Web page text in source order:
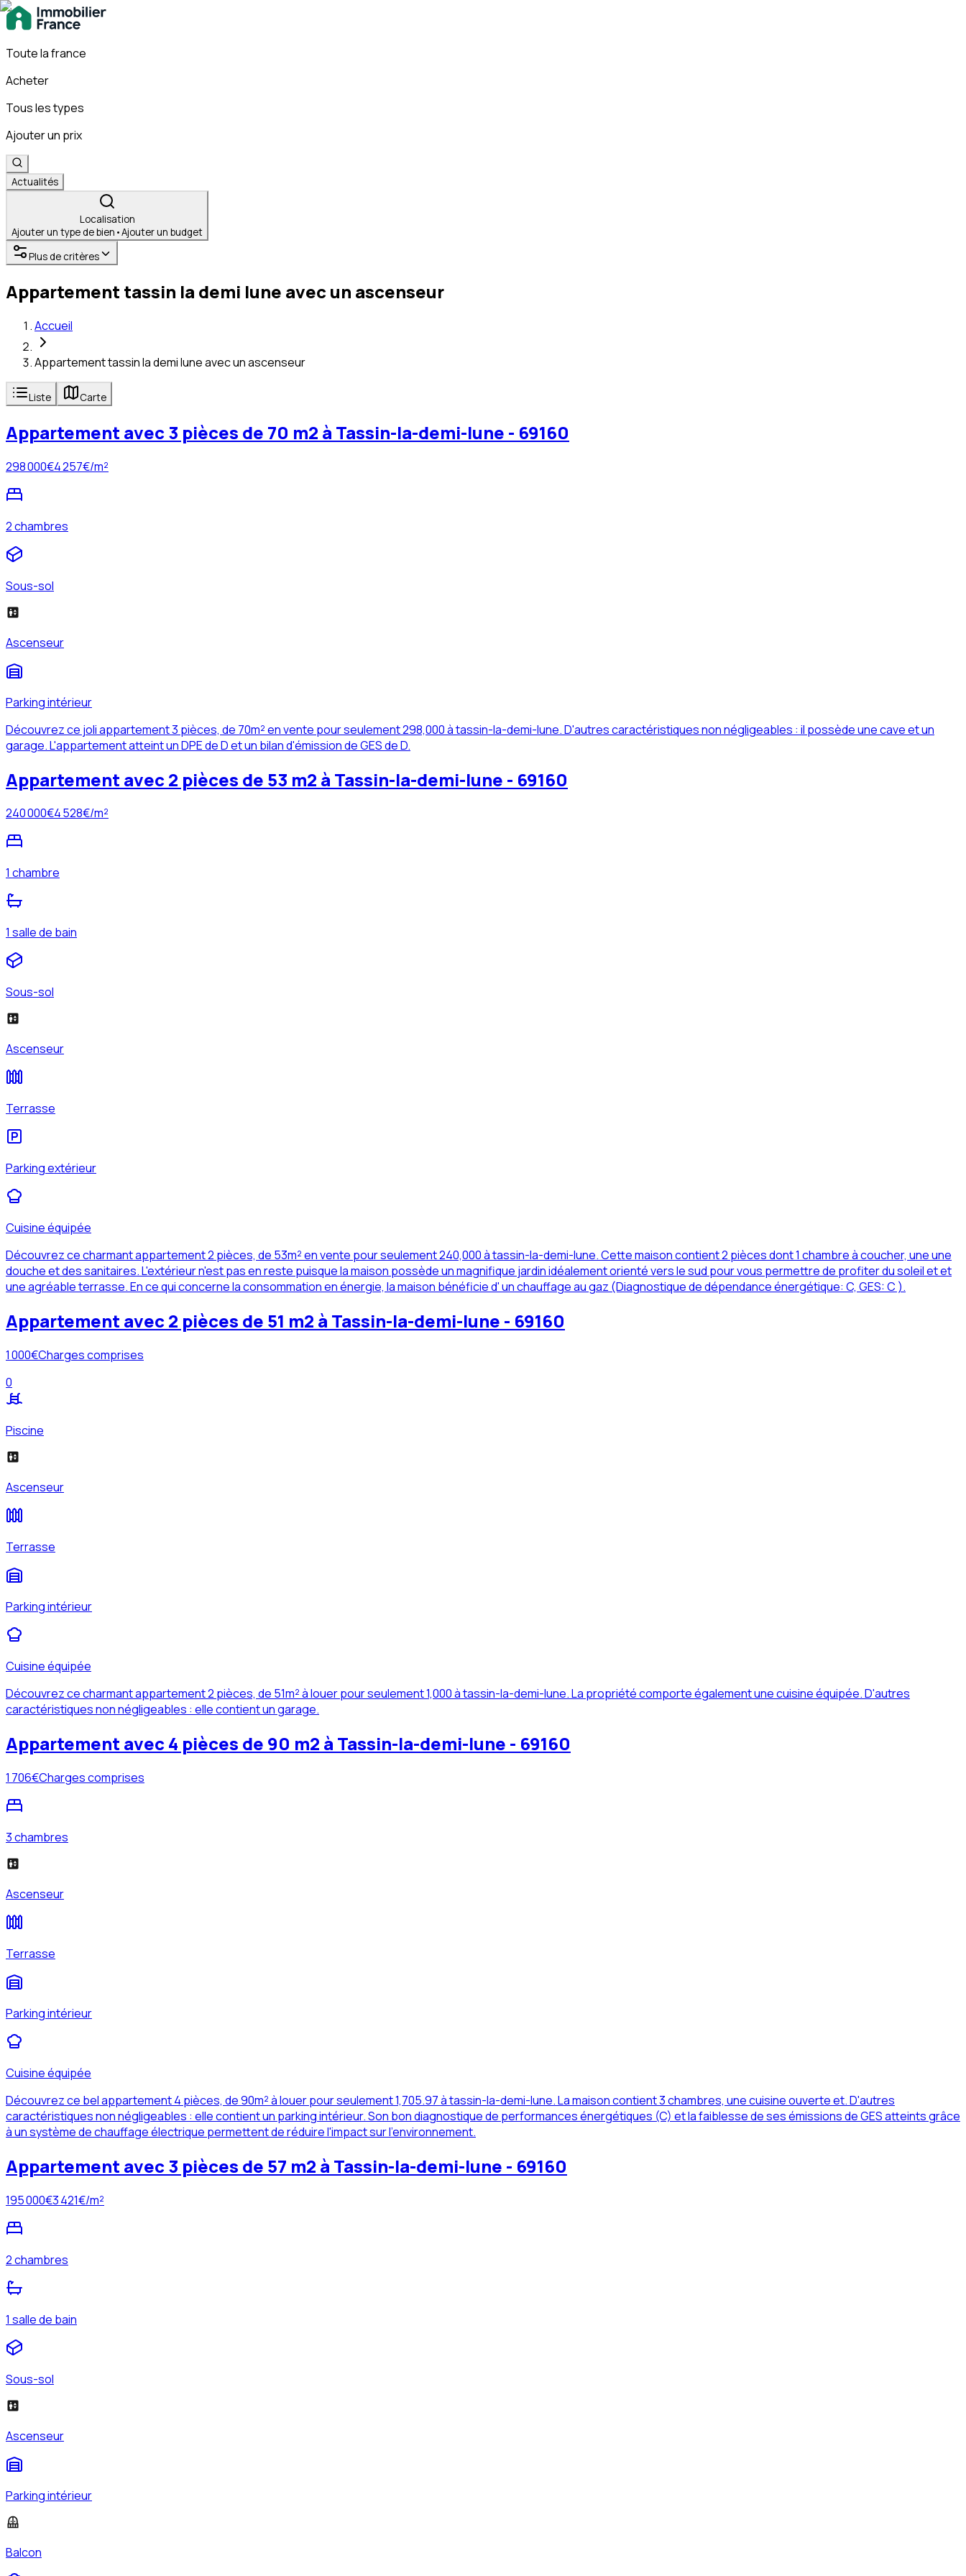
Toute la france
Acheter
Tous les types
Ajouter un prix
Actualités
Localisation
Ajouter un type de bien •Ajouter un budget
Plus de critères
Appartement tassin la demi lune avec un ascenseur
Accueil
Appartement tassin la demi lune avec un ascenseur
Liste Carte
Appartement avec 3 pièces de 70 m2 à Tassin-la-demi-lune - 69160
298 000€4 257€/m²
2 chambres
Sous-sol
Ascenseur
Parking intérieur
Découvrez ce joli appartement 3 pièces, de 70m² en vente pour seulement 298,000 à tassin-la-demi-lune. D'autres caractéristiques non négligeables : il possède une cave et un
garage. L'appartement atteint un DPE de D et un bilan d'émission de GES de D.
Appartement avec 2 pièces de 53 m2 à Tassin-la-demi-lune - 69160
240 000€4 528€/m²
1 chambre
1 salle de bain
Sous-sol
Ascenseur
Terrasse
Parking extérieur
Cuisine équipée
Découvrez ce charmant appartement 2 pièces, de 53m² en vente pour seulement 240,000 à tassin-la-demi-lune. Cette maison contient 2 pièces dont 1 chambre à coucher, une une
douche et des sanitaires. L'extérieur n'est pas en reste puisque la maison possède un magnifique jardin idéalement orienté vers le sud pour vous permettre de profiter du soleil et et
une agréable terrasse. En ce qui concerne la consommation en énergie, la maison bénéficie d' un chauffage au gaz (Diagnostique de dépendance énergétique: C, GES: C ).
Appartement avec 2 pièces de 51 m2 à Tassin-la-demi-lune - 69160
1 000€Charges comprises
0
Piscine
Ascenseur
Terrasse
Parking intérieur
Cuisine équipée
Découvrez ce charmant appartement 2 pièces, de 51m² à louer pour seulement 1,000 à tassin-la-demi-lune. La propriété comporte également une cuisine équipée. D'autres
caractéristiques non négligeables : elle contient un garage.
Appartement avec 4 pièces de 90 m2 à Tassin-la-demi-lune - 69160
1 706€Charges comprises
3 chambres
Ascenseur
Terrasse
Parking intérieur
Cuisine équipée
Découvrez ce bel appartement 4 pièces, de 90m² à louer pour seulement 1,705.97 à tassin-la-demi-lune. La maison contient 3 chambres, une cuisine ouverte et. D'autres
caractéristiques non négligeables : elle contient un parking intérieur. Son bon diagnostique de performances énergétiques (C) et la faiblesse de ses émissions de GES atteints grâce
à un système de chauffage électrique permettent de réduire l'impact sur l'environnement.
Appartement avec 3 pièces de 57 m2 à Tassin-la-demi-lune - 69160
195 000€3 421€/m²
2 chambres
1 salle de bain
Sous-sol
Ascenseur
Parking intérieur
Balcon